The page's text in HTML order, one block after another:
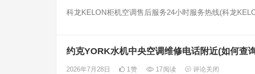
科龙KELON柜机空调售后服务24小时服务热线(科龙
约克YORK水机中央空调维修电话附近(如何查
2026年7月28日 1赞 17阅读 评论关闭